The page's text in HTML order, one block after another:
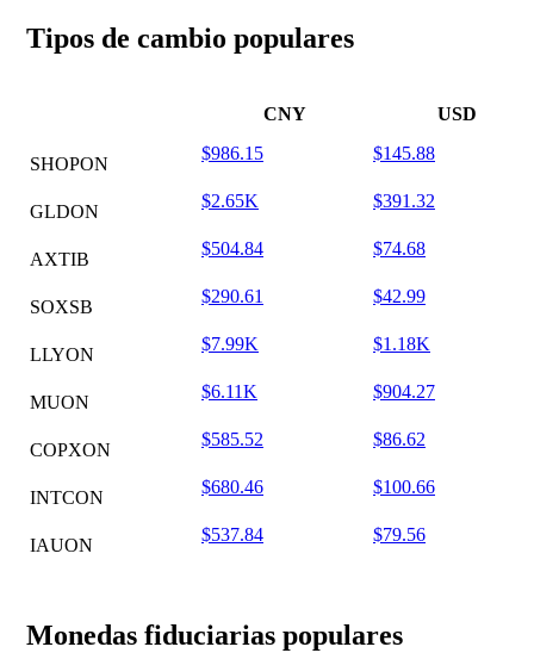
Tipos de cambio populares
CNY USD
SHOPON
$986.15 $145.88
GLDON
$2.65K $391.32
AXTIB
$504.84 $74.68
SOXSB
$290.61 $42.99
LLYON
$7.99K $1.18K
MUON
$6.11K $904.27
COPXON
$585.52 $86.62
INTCON
$680.46 $100.66
IAUON
$537.84 $79.56
Monedas fiduciarias populares